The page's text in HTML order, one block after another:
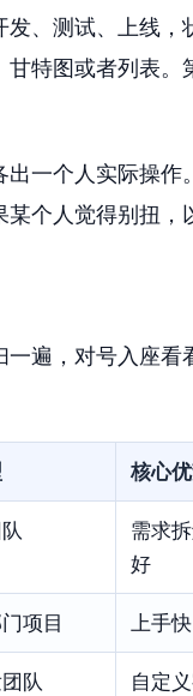
、测试、上线，
特图或者列表。
一个人实际操作
个人觉得别扭，
遍，对号入座看
核心
需求
好
项目 上手
队
自定